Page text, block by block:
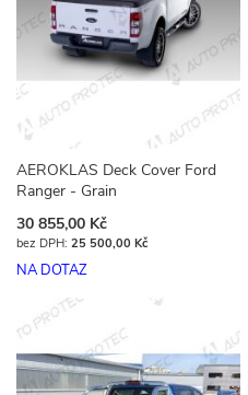
AEROKLAS Deck Cover Ford
Ranger - Grain
30 855,00 Kč
25 500,00 Kč
NA DOTAZ